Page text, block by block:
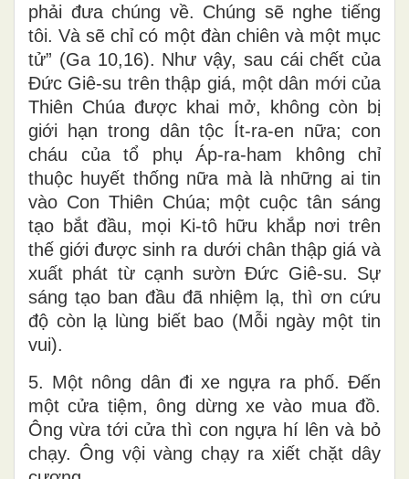
phải đưa chúng về. Chúng sẽ nghe tiếng
tôi. Và sẽ chỉ có một đàn chiên và một mục
tử” (Ga 10,16). Như vậy, sau cái chết của
Đức Giê-su trên thập giá, một dân mới của
Thiên Chúa được khai mở, không còn bị
giới hạn trong dân tộc Ít-ra-en nữa; con
cháu của tổ phụ Áp-ra-ham không chỉ
thuộc huyết thống nữa mà là những ai tin
vào Con Thiên Chúa; một cuộc tân sáng
tạo bắt đầu, mọi Ki-tô hữu khắp nơi trên
thế giới được sinh ra dưới chân thập giá và
xuất phát từ cạnh sườn Đức Giê-su. Sự
sáng tạo ban đầu đã nhiệm lạ, thì ơn cứu
độ còn lạ lùng biết bao (Mỗi ngày một tin
vui).
5. Một nông dân đi xe ngựa ra phố. Đến
một cửa tiệm, ông dừng xe vào mua đồ.
Ông vừa tới cửa thì con ngựa hí lên và bỏ
chạy. Ông vội vàng chạy ra xiết chặt dây